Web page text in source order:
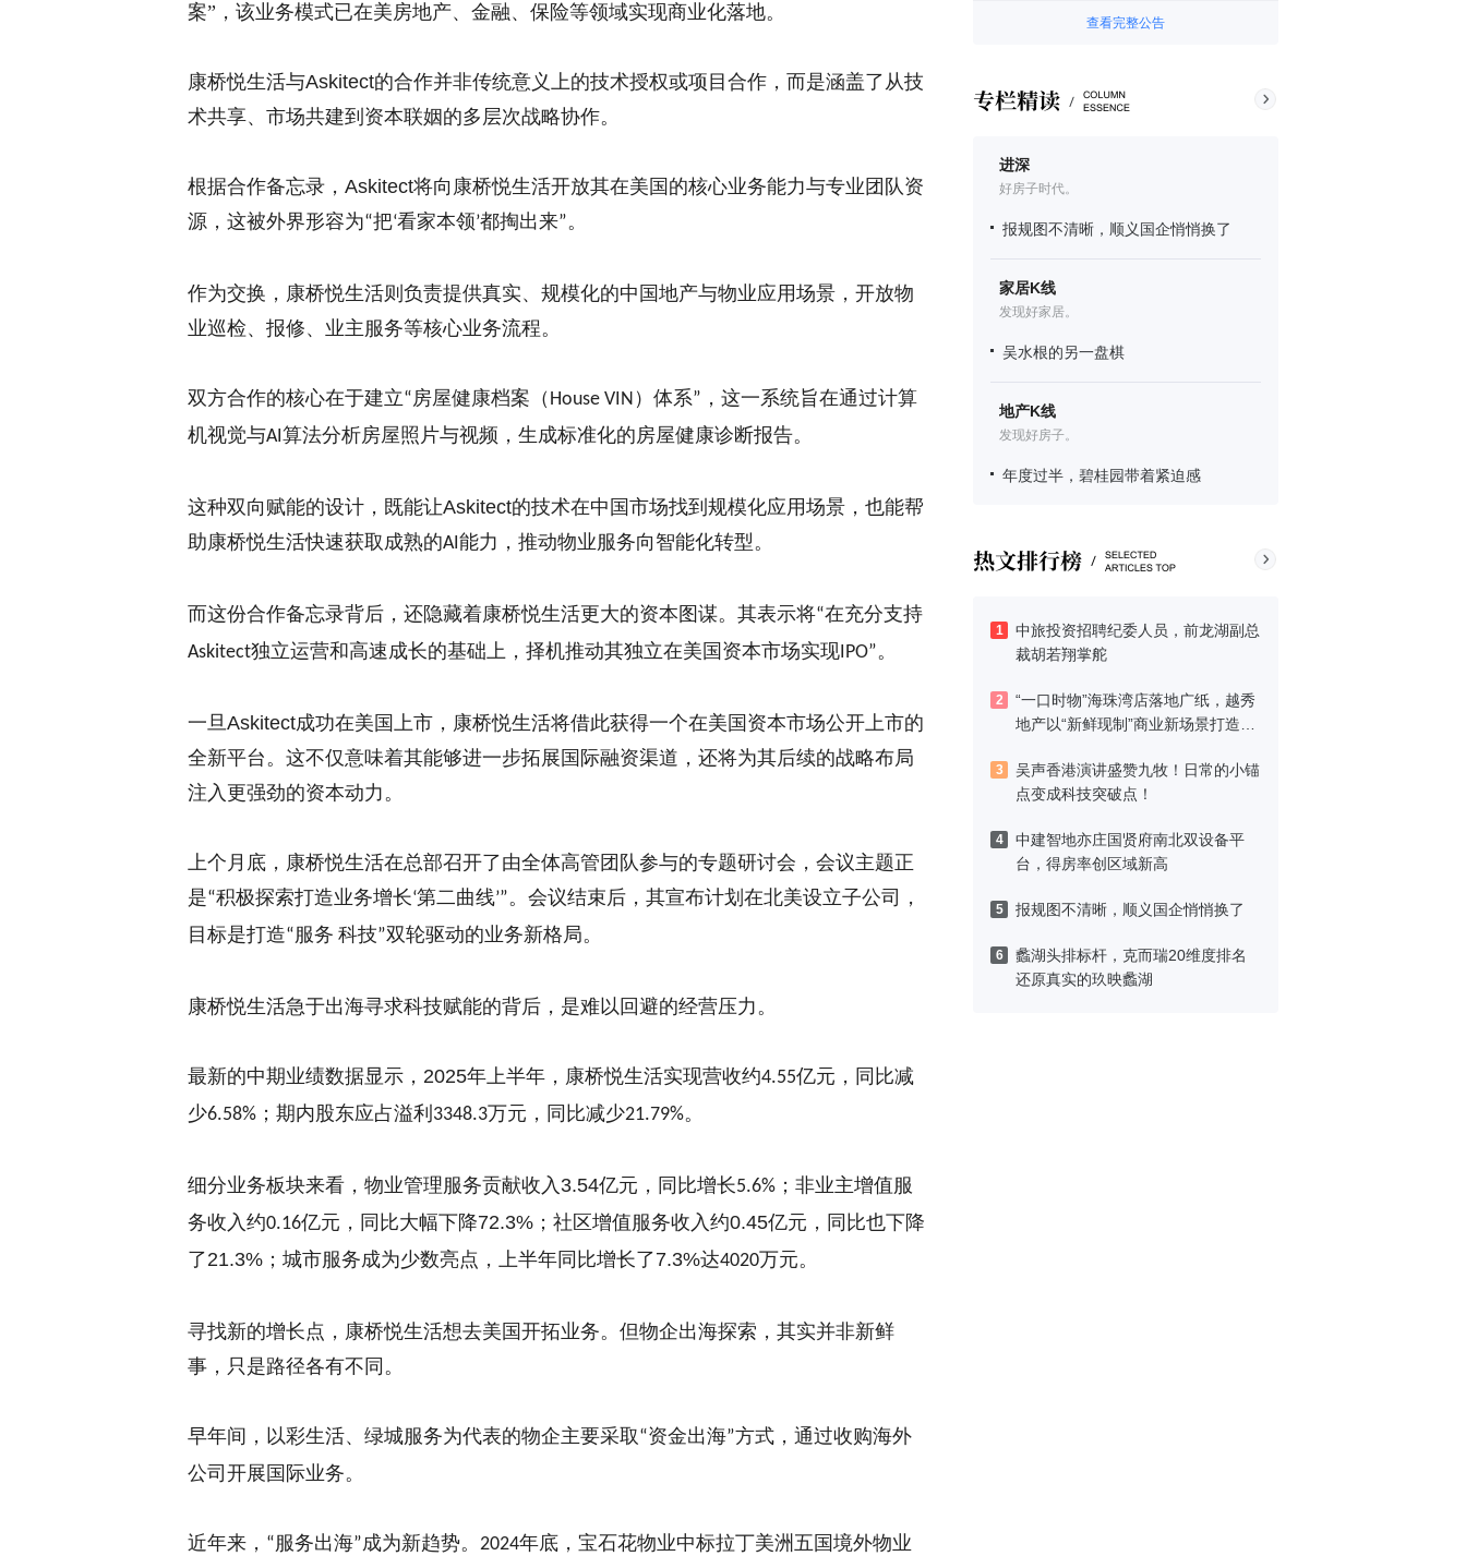
查看完整公告
进深
好房子时代。
报规图不清晰，顺义国企悄悄换了
家居K线
发现好家居。
吴水根的另一盘棋
地产K线
发现好房子。
年度过半，碧桂园带着紧迫感
1
中旅投资招聘纪委人员，前龙湖副总
裁胡若翔掌舵
2
“一口时物”海珠湾店落地广纸，越秀
地产以“新鲜现制”商业新场景打造社
3
吴声香港演讲盛赞九牧！日常的小锚
点变成科技突破点！
4
中建智地亦庄国贤府南北双设备平
台，得房率创区域新高
5 报规图不清晰，顺义国企悄悄换了
6
蠡湖头排标杆，克而瑞20维度排名
还原真实的玖映蠡湖
案”，该业务模式已在美房地产、金融、保险等领域实现商业化落地。
康桥悦生活与Askitect的合作并非传统意义上的技术授权或项目合作，而是涵盖了从技
术共享、市场共建到资本联姻的多层次战略协作。
根据合作备忘录， Askitect将向康桥悦生活开放其在美国的核心业务能力与专业团队资
源，这被外界形容为“把‘看家本领’都掏出来”。
作为交换，康桥悦生活则负责提供真实、规模化的中国地产与物业应用场景，开放物
业巡检、报修、业主服务等核心业务流程。
双方合作的核心在于建立“ 房屋健康档案（ House VIN ）体系” ，这一系统旨在通过计算
机视觉与AI算法分析房屋照片与视频，生成标准化的房屋健康诊断报告。
这种双向赋能的设计，既能让Askitect的技术在中国市场找到规模化应用场景，也能帮
助康桥悦生活快速获取成熟的AI能力，推动物业服务向智能化转型。
而这份合作备忘录背后， 还隐藏着康桥悦生活更大的资本图谋。 其表示将“在充分支持
Askitect独立运营和高速成长的基础上，择机推动其独立在美国资本市场实现IPO”。
一旦Askitect成功在美国上市，康桥悦生活将借此获得一个在美国资本市场公开上市的
全新平台。这不仅意味着其能够进一步拓展国际融资渠道，还将为其后续的战略布局
注入更强劲的资本动力。
上个月底， 康桥悦生活在总部召开了由全体高管团队参与的专题研讨会，会议主题正
是“积极探索打造业务增长‘第二曲线’”。会议结束后， 其宣布计划在北美设立子公司，
目标是打造“ 服务 科技”双轮驱动的业务新格局。
康桥悦生活急于出海寻求科技赋能的背后，是难以回避的经营压力。
最新的中期业绩数据显示， 2025年上半年，康桥悦生活实现营收约4.55亿元，同比减
少6.58% ；期内股东应占溢利 3348.3万元，同比减少21.79%。
细分业务板块来看，物业管理服务贡献收入 3.54亿元，同比增长5.6% ；非业主增值服
务收入约0.16亿元， 同比大幅下降72.3% ； 社区增值服务收入约0.45亿元， 同比也下降
了21.3% ； 城市服务成为少数亮点，上半年同比增长了7.3%达4020万元。
寻找新的增长点 ，康桥悦生活想去美国开拓业务。但物企出海探索，其实并非新鲜
事， 只是路径各有不同。
早年间，以彩生活、绿城服务为代表的物企主要采取“资金出海”方式，通过收购海外
公司开展国际业务。
近年来， “ 服务出海”成为新趋势。 2024年底，宝石花物业中标拉丁美洲五国境外物业